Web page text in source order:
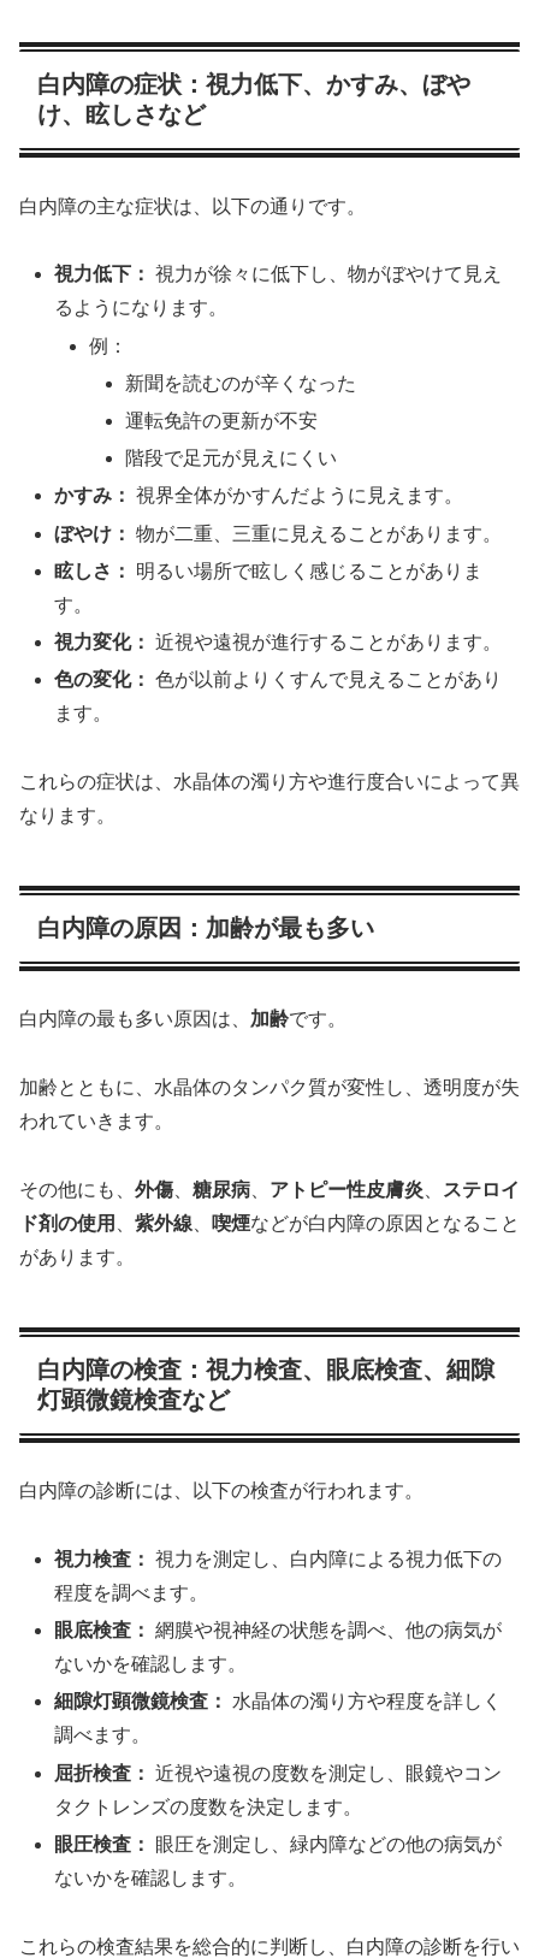
白内障の症状：視力低下、かすみ、ぼや
け、眩しさなど
白内障の主な症状は、以下の通りです。
視力低下： 視力が徐々に低下し、物がぼやけて見え
るようになります。
例：
新聞を読むのが辛くなった
運転免許の更新が不安
階段で足元が見えにくい
かすみ： 視界全体がかすんだように見えます。
ぼやけ： 物が二重、三重に見えることがあります。
眩しさ：
明るい場所で眩しく感じることがありま
す。
視力変化： 近視や遠視が進行することがあります。
色の変化： 色が以前よりくすんで見えることがあり
ます。
これらの症状は、水晶体の濁り方や進行度合いによって異
なります。
白内障の原因：加齢が最も多い
白内障の最も多い原因は、 加齢です。
加齢とともに、水晶体のタンパク質が変性し、透明度が失
われていきます。
その他にも、 外傷 糖尿病 アトピー性皮膚炎
ステロイ
ド剤の使用
紫外線 喫煙などが白内障の原因となること
があります。
白内障の検査：視力検査、眼底検査、細隙
灯顕微鏡検査など
白内障の診断には、以下の検査が行われます。
視力検査： 視力を測定し、白内障による視力低下の
程度を調べます。
眼底検査： 網膜や視神経の状態を調べ、他の病気が
ないかを確認します。
細隙灯顕微鏡検査： 水晶体の濁り方や程度を詳しく
調べます。
屈折検査： 近視や遠視の度数を測定し、眼鏡やコン
タクトレンズの度数を決定します。
眼圧検査：
眼圧を測定し、緑内障などの他の病気が
ないかを確認します。
これらの検査結果を総合的に判断し、白内障の診断を行い